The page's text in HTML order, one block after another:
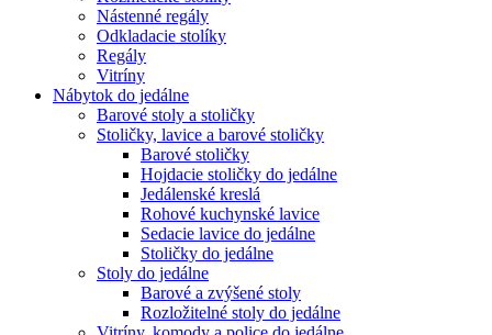
Nástenné regály
Odkladacie stolíky
Regály
Vitríny
Nábytok do jedálne
Barové stoly a stoličky
Stoličky, lavice a barové stoličky
Barové stoličky
Hojdacie stoličky do jedálne
Jedálenské kreslá
Rohové kuchynské lavice
Sedacie lavice do jedálne
Stoličky do jedálne
Stoly do jedálne
Barové a zvýšené stoly
Rozložitelné stoly do jedálne